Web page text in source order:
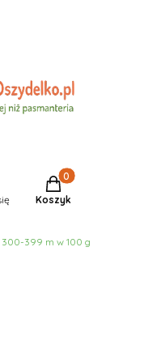
Produkty w
Koszyk
300-399 m w 100 g